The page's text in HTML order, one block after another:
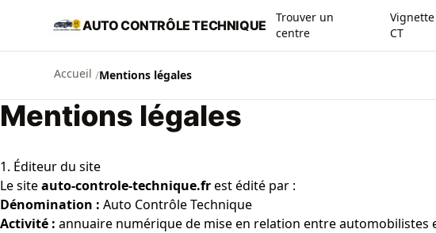
Aller au contenu principal
AUTO CONTRÔLE TECHNIQUE
Trouver un
centre
Vignette
CT
Accueil /Mentions légales
Mentions légales
1. Éditeur du site
Le siteauto-controle-technique.frest édité par :
Dénomination : Auto Contrôle Technique
Activité : annuaire numérique de mise en relation entre